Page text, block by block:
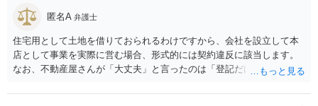
匿名A 弁護士
住宅用として土地を借りておられるわけですから、会社を設立して本
店として事業を実際に営む場合、形式的には契約違反に該当します。
なお、不動産屋さんが「大丈夫」と言ったのは「登記だけなら実務上
れますが、これは法的な保証ではありません。 ただ、解除まで認めら